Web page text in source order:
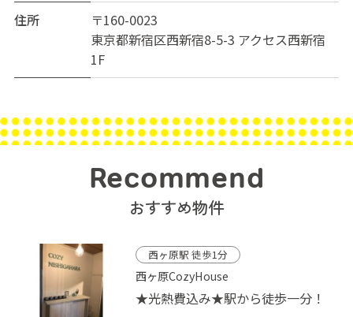
住所
〒160-0023
東京都新宿区西新宿8-5-3 アクセス西新宿
1F
Recommend
おすすめ物件
西ヶ原駅 徒歩1分
西ヶ原CozyHouse
★光熱費込み★駅から徒歩一分！